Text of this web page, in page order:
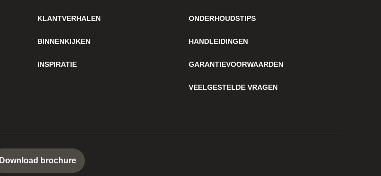
Download brochure
KLANTVERHALEN
BINNENKIJKEN
INSPIRATIE
ONDERHOUDSTIPS
HANDLEIDINGEN
GARANTIEVOORWAARDEN
VEELGESTELDE VRAGEN